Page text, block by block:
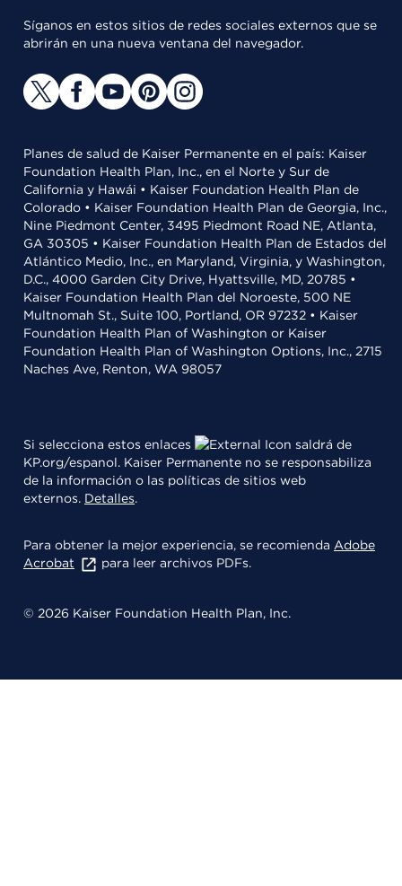
Síganos en estos sitios de redes sociales externos que se
abrirán en una nueva ventana del navegador.
Planes de salud de Kaiser Permanente en el país: Kaiser
Foundation Health Plan, Inc., en el Norte y Sur de
California y Hawái • Kaiser Foundation Health Plan de
Colorado • Kaiser Foundation Health Plan de Georgia, Inc.,
Nine Piedmont Center, 3495 Piedmont Road NE, Atlanta,
GA 30305 • Kaiser Foundation Health Plan de Estados del
Atlántico Medio, Inc., en Maryland, Virginia, y Washington,
D.C., 4000 Garden City Drive, Hyattsville, MD, 20785 •
Kaiser Foundation Health Plan del Noroeste, 500 NE
Multnomah St., Suite 100, Portland, OR 97232 • Kaiser
Foundation Health Plan of Washington or Kaiser
Foundation Health Plan of Washington Options, Inc., 2715
Naches Ave, Renton, WA 98057
Si selecciona estos enlaces
saldrá de
KP.org/espanol. Kaiser Permanente no se responsabiliza
de la información o las políticas de sitios web
externos. Detalles.
Para obtener la mejor experiencia, se recomienda Adobe
Acrobat
para leer archivos PDFs.
© 2026 Kaiser Foundation Health Plan, Inc.